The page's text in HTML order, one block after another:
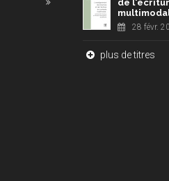
de
28 févr.
plus de titres